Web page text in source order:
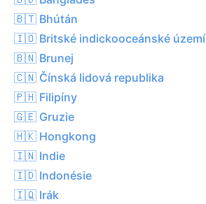
🇧🇹 Bhútán
🇮🇴 Britské indickooceánské území
🇧🇳 Brunej
🇨🇳 Čínská lidová republika
🇵🇭 Filipíny
🇬🇪 Gruzie
🇭🇰 Hongkong
🇮🇳 Indie
🇮🇩 Indonésie
🇮🇶 Irák